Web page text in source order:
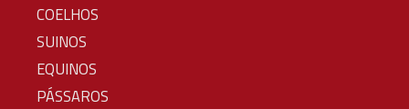
COELHOS
SUINOS
EQUINOS
PÁSSAROS